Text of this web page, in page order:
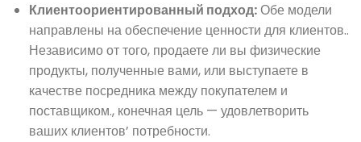
Клиентоориентированный подход:Обе модели
направлены на обеспечение ценности для клиентов..
Независимо от того, продаете ли вы физические
продукты, полученные вами, или выступаете в
качестве посредника между покупателем и
поставщиком., конечная цель — удовлетворить
ваших клиентов’ потребности.